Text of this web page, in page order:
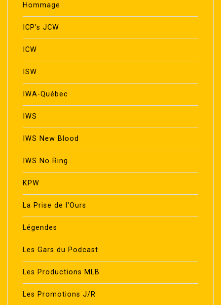
Hommage
ICP's JCW
ICW
ISW
IWA-Québec
IWS
IWS New Blood
IWS No Ring
KPW
La Prise de l'Ours
Légendes
Les Gars du Podcast
Les Productions MLB
Les Promotions J/R